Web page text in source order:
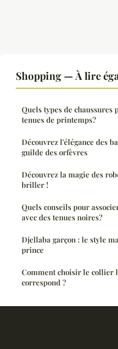
Shopping — À lire
Quels types de
tenues de printemps?
Découvrez l'élégance des
guilde des orfèvres
Découvrez la magie des
briller !
Quels conseils pour
avec des tenues noires?
Djellaba garçon : le style
prince
Comment choisir le collier
correspond ?